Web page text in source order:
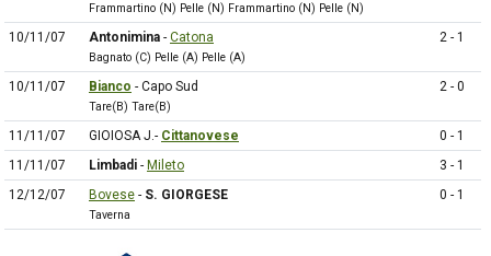
Frammartino (N) Pelle (N) Frammartino (N) Pelle (N)
10/11/07 Antonimina - Catona
Bagnato (C) Pelle (A) Pelle (A)
2 - 1
10/11/07 Bianco - Capo Sud
Tare(B) Tare(B)
2 - 0
11/11/07 GIOIOSA J.- Cittanovese
0 - 1
11/11/07
Limbadi - Mileto
3 - 1
12/12/07
Bovese - S. GIORGESE
Taverna
0 - 1